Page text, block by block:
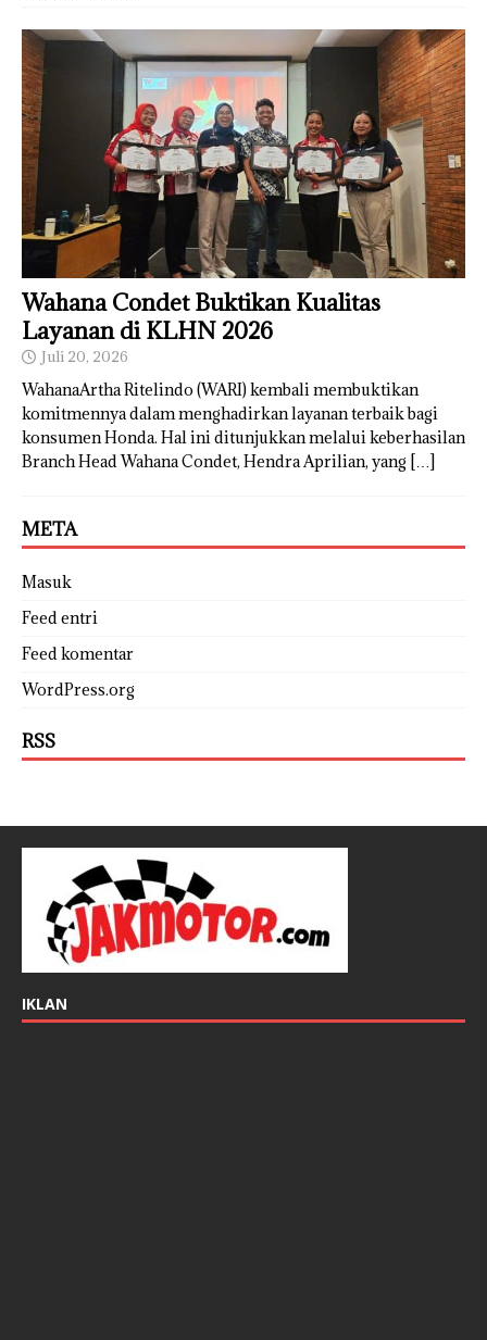
Wahana Condet Buktikan Kualitas
Layanan di KLHN 2026
Juli 20, 2026
WahanaArtha Ritelindo (WARI) kembali membuktikan
komitmennya dalam menghadirkan layanan terbaik bagi
konsumen Honda. Hal ini ditunjukkan melalui keberhasilan
Branch Head Wahana Condet, Hendra Aprilian, yang […]
META
Masuk
Feed entri
Feed komentar
WordPress.org
RSS
IKLAN